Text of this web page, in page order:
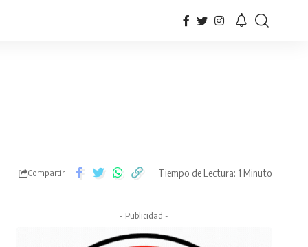
Compartir Tiempo de Lectura: 1 Minuto
- Publicidad -